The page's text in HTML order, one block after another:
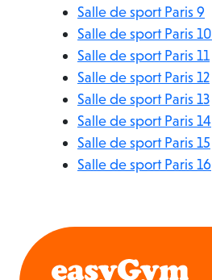
Salle de sport Paris 9
Salle de sport Paris 10
Salle de sport Paris 11
Salle de sport Paris 12
Salle de sport Paris 13
Salle de sport Paris 14
Salle de sport Paris 15
Salle de sport Paris 16